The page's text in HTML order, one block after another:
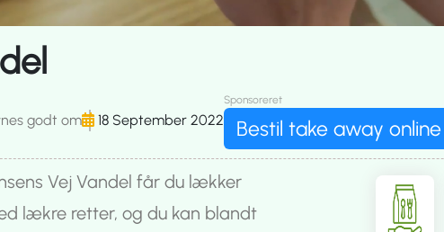
godt om 18 September 2022
Sponsoreret
Bestil take away online
Vej Vandel får du lækker
lækre retter, og du kan blandt